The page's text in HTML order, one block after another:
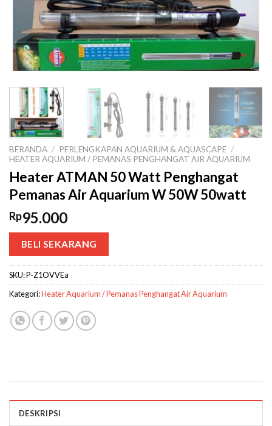
BERANDA / PERLENGKAPAN AQUARIUM & AQUASCAPE /
HEATER AQUARIUM / PEMANAS PENGHANGAT AIR AQUARIUM
Heater ATMAN 50 Watt Penghangat
Pemanas Air Aquarium W 50W 50watt
Rp95.000
BELI SEKARANG
SKU:P-Z1OVVEa
Kategori:Heater Aquarium / Pemanas Penghangat Air Aquarium
DESKRIPSI